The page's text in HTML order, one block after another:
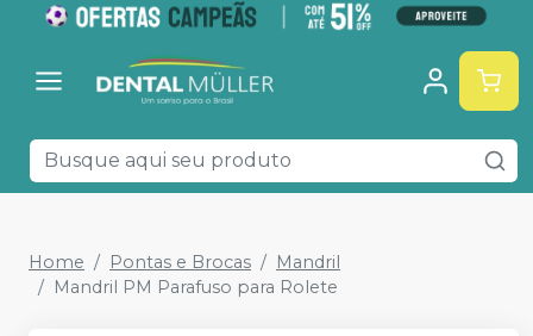
Home Pontas e Brocas
Mandril
Mandril PM Parafuso para Rolete